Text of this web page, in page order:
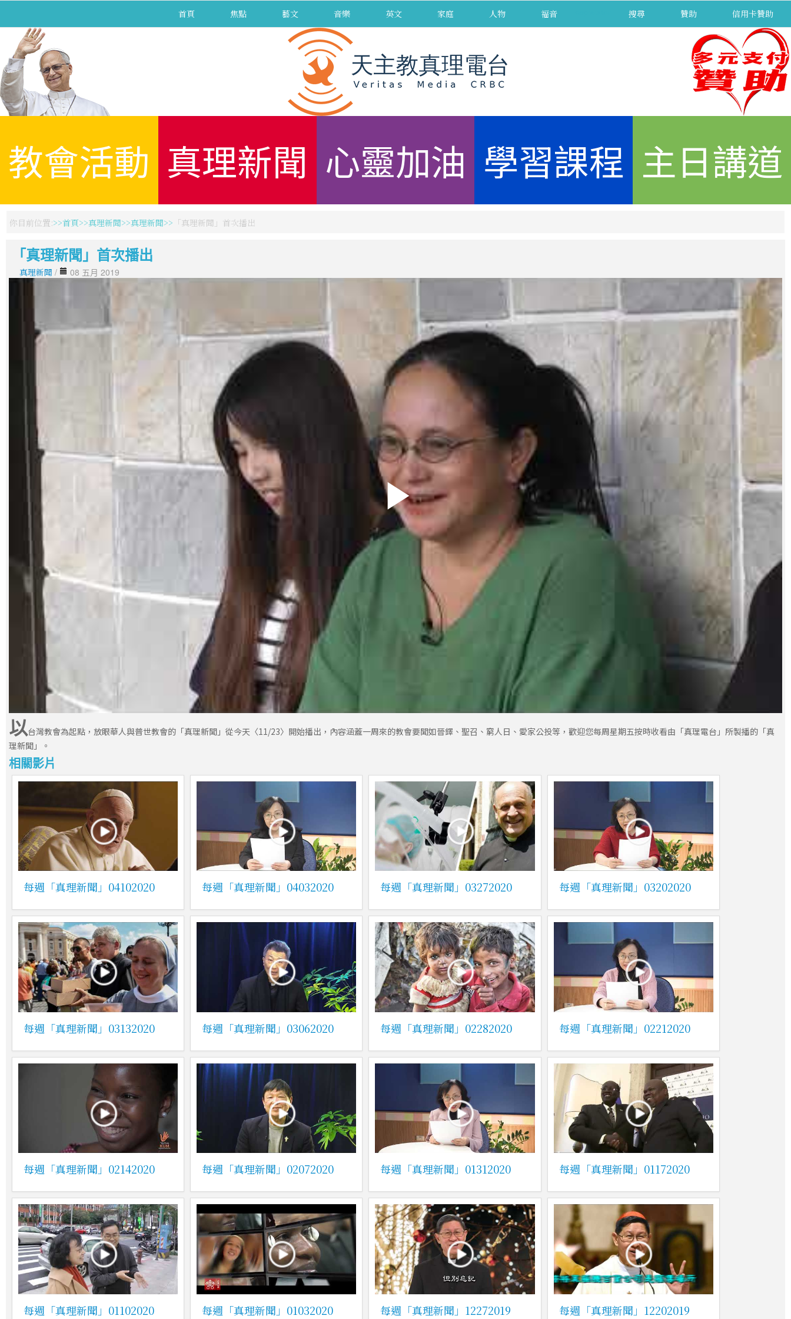
首頁 焦點 藝文 音樂 英文 家庭 人物 福音 搜尋 贊助 信用卡贊助
教會活動 真理新聞 心靈加油 學習課程 主日講道
你目前位置: 首頁 真理新聞 真理新聞 「真理新聞」首次播出
「真理新聞」首次播出
真理新聞 / 08 五月 2019
以台灣教會為起點，放眼華人與普世教會的「真理新聞」從今天〈11/23〉開始播出，內容涵蓋一周來的教會要聞如晉鐸、聖召、窮人日、愛家公投等，歡迎您每周星期五按時收看由「真理電台」所製播的「真
理新聞」。
相關影片
每週「真理新聞」04102020 每週「真理新聞」04032020 每週「真理新聞」03272020 每週「真理新聞」03202020
每週「真理新聞」03132020 每週「真理新聞」03062020 每週「真理新聞」02282020 每週「真理新聞」02212020
每週「真理新聞」02142020 每週「真理新聞」02072020 每週「真理新聞」01312020 每週「真理新聞」01172020
每週「真理新聞」01102020 每週「真理新聞」01032020 每週「真理新聞」12272019 每週「真理新聞」12202019